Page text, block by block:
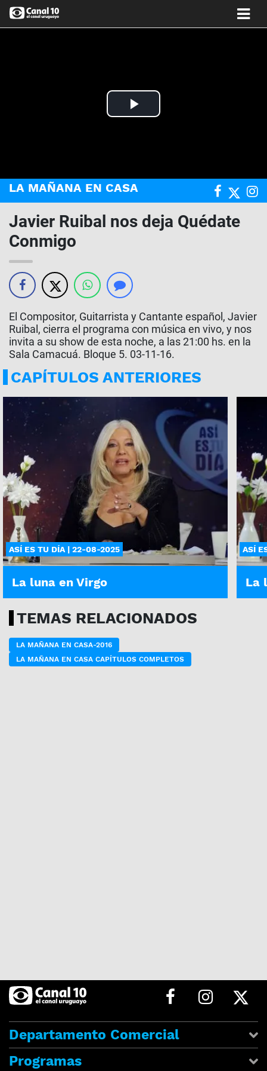
Play
LA MAÑANA EN CASA
Javier Ruibal nos deja Quédate
Conmigo
El Compositor, Guitarrista y Cantante español, Javier
Ruibal, cierra el programa con música en vivo, y nos
invita a su show de esta noche, a las 21:00 hs. en la
Sala Camacuá. Bloque 5. 03-11-16.
CAPÍTULOS ANTERIORES
ASÍ ES TU DÍA | 22-08-2025
La luna en Virgo
ASÍ
La
TEMAS RELACIONADOS
LA MAÑANA EN CASA-2016
LA MAÑANA EN CASA CAPÍTULOS COMPLETOS
Departamento Comercial
Programas